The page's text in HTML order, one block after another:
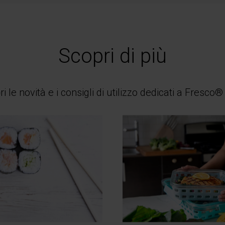
Scopri di più
le novità e i consigli di utilizzo dedicati a Fresco®